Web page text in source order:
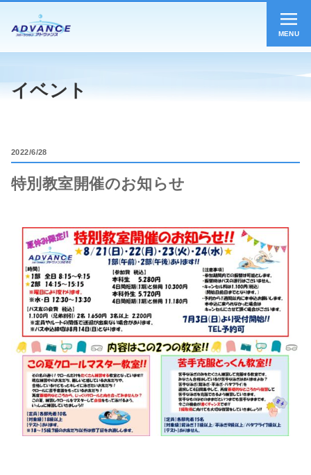
MENU
イベント
2022 6/28
特別教室開催のお知らせ